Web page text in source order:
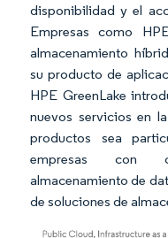
disponibilidad y el
Empresas como
almacenamiento
su producto de
HPE GreenLake
nuevos servicios en
productos sea
empresas con
almacenamiento de
de soluciones de